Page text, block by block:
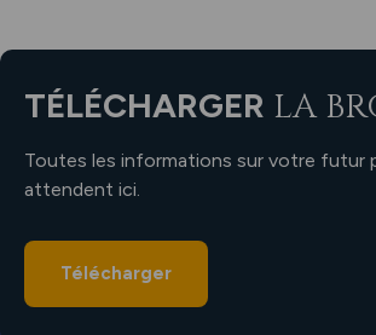
TÉLÉCHARGER LA
Toutes les informations sur votre futur
attendent ici.
Télécharger